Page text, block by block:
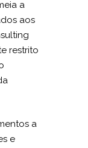
a
aos
restrito
a
e